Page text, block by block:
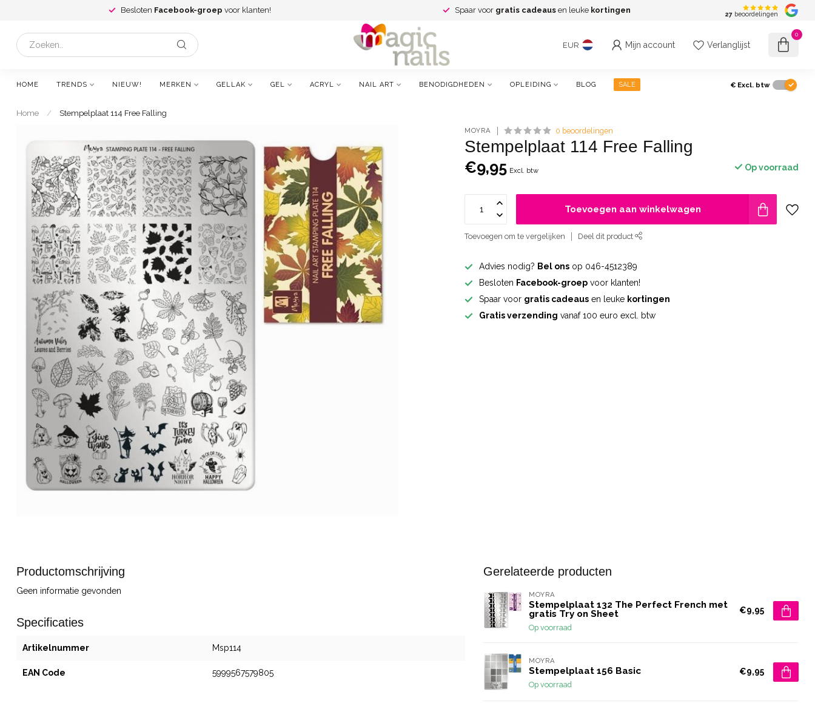
Besloten Facebook-groep voor klanten! Spaar voor gratis cadeaus en leuke kortingen 27 beoordelingen
EUR Mijn account Verlanglijst
0
HOME TRENDS NIEUW! MERKEN GELLAK GEL ACRYL NAIL ART BENODIGDHEDEN OPLEIDING BLOG SALE € Excl. btw
Home / Stempelplaat 114 Free Falling
MOYRA 0 beoordelingen
Stempelplaat 114 Free Falling
€9,95 Excl. btw Op voorraad
Toevoegen aan winkelwagen
Toevoegen om te vergelijken Deel dit product
Advies nodig? Bel ons op 046-4512389
Besloten Facebook-groep voor klanten!
Spaar voor gratis cadeaus en leuke kortingen
Gratis verzending vanaf 100 euro excl. btw
Productomschrijving
Geen informatie gevonden
Specificaties
Artikelnummer Msp114
EAN Code 5999567579805
Gerelateerde producten
MOYRA
Stempelplaat 132 The Perfect French met
gratis Try on Sheet
Op voorraad
€9,95
MOYRA
Stempelplaat 156 Basic
Op voorraad
€9,95